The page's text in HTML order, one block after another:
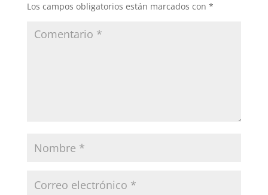
Los campos obligatorios están marcados con *